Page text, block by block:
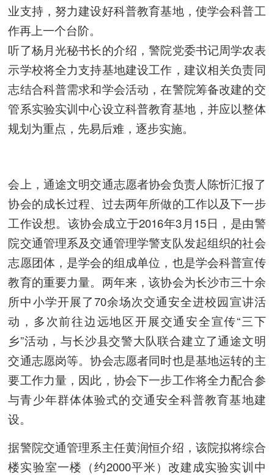
业支持，努力建设好科普教育基地，使学会科普工
作再上一个台阶。
听了杨月光秘书长的介绍，警院党委书记周学农表
示学校将全力支持基地建设工作，建议相关负责同
志结合科普需求和学会活动，在警院筹备改建的交
管系实验实训中心设立科普教育基地，并应以整体
规划为重点，先易后难，逐步实施。
会上，通途文明交通志愿者协会负责人陈忻汇报了
协会的成长过程、过去两年所做的工作以及下一步
工作设想。该协会成立于2016年3月15日，是由警
院交通管理系及交通管理学警支队发起组织的社会
志愿团体，是学会的组成单位，也是学会科普宣传
教育的重要力量。两年来，该协会为长沙市三十余
所中小学开展了70余场次交通安全进校园宣讲活
动，多次前往边远地区开展交通安全宣传“三下
乡”活动，与长沙县交警大队联合建立了通途文明
交通志愿岗等。协会志愿者同时也是基地运转的主
要工作力量，因此，协会下一步工作将全力配合参
与青少年群体体验式的交通安全科普教育基地建
设。
据警院交通管理系主任黄润恒介绍，该院拟将综合
楼实验室一楼（约2000平米）改建成实验实训中